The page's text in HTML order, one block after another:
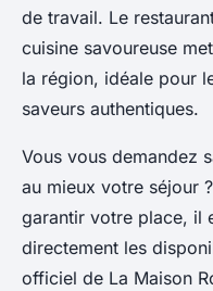
de travail. Le
cuisine savoureuse
la région, idéale pour
saveurs authentiques.
Vous vous demandez
au mieux votre séjour
garantir votre place, il
directement les
officiel de La Maison